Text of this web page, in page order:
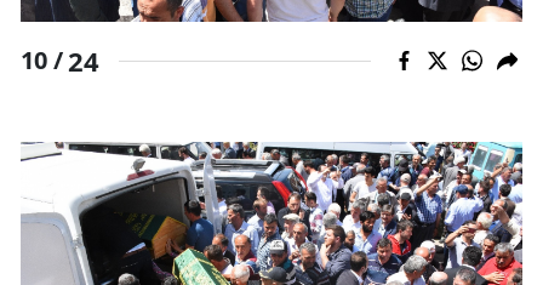
10 /24